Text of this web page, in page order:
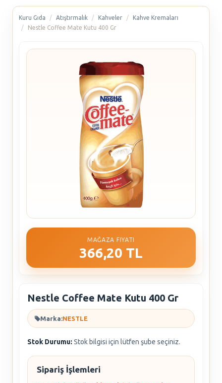
Kuru Gıda Atıştırmalık Kahveler
Kahve Kremaları
Nestle Coffee Mate Kutu 400 Gr
MAĞAZA FIYATI
366,20 TL
Nestle Coffee Mate Kutu 400 Gr
Marka:NESTLE
Stok Durumu: Stok bilgisi için lütfen şube seçiniz.
Sipariş İşlemleri